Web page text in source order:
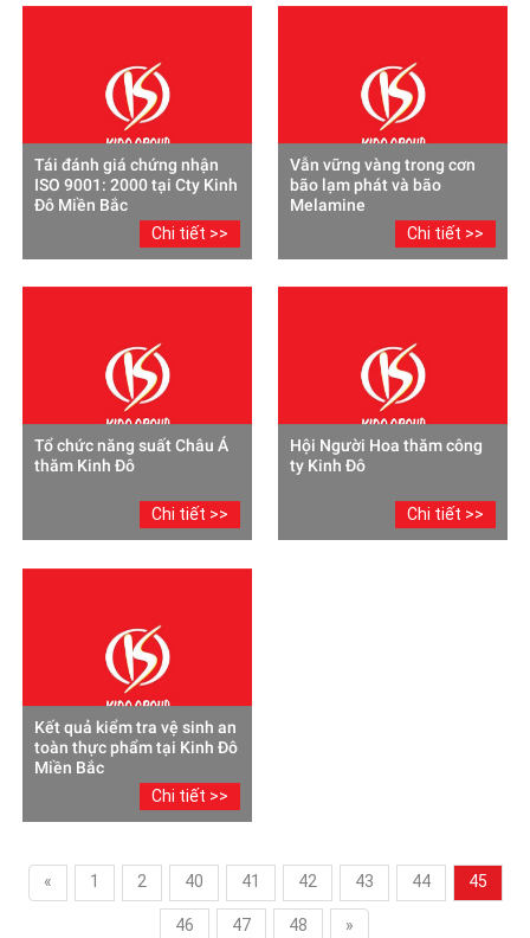
Tái đánh giá chứng nhận
ISO 9001: 2000 tại Cty Kinh
Đô Miền Bắc
Chi tiết >>
Vẫn vững vàng trong cơn
bão lạm phát và bão
Melamine
Chi tiết >>
Tổ chức năng suất Châu Á
thăm Kinh Đô
Chi tiết >>
Hội Người Hoa thăm công
ty Kinh Đô
Chi tiết >>
Kết quả kiểm tra vệ sinh an
toàn thực phẩm tại Kinh Đô
Miền Bắc
Chi tiết >>
« 1 2 40 41 42 43 44 45
46 47 48 »